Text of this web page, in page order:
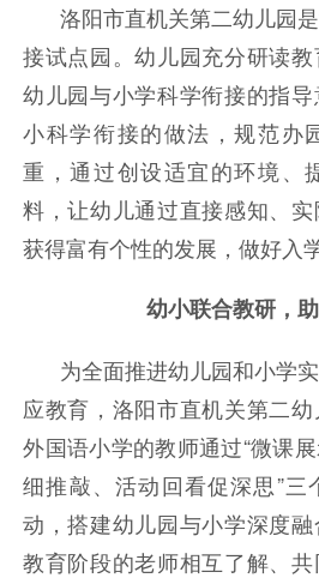
洛阳市直机关第二幼儿园
接试点园。幼儿园充分研读
幼儿园与小学科学衔接的指
小科学衔接的做法，规范办
重，通过创设适宜的环境、
料，让幼儿通过直接感知、
获得富有个性的发展，做好入
幼小联合教研，
为全面推进幼儿园和小学
应教育，洛阳市直机关第二
外国语小学的教师通过“微课
细推敲、活动回看促深思”
动，搭建幼儿园与小学深度
教育阶段的老师相互了解、